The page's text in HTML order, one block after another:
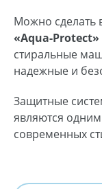
Можно сделать
«Аqua-Protect»
стиральные
надежные и
Защитные
являются
современных